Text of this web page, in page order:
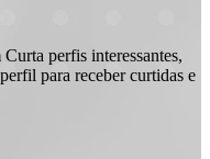
Curta perfis interessantes,
para receber curtidas e